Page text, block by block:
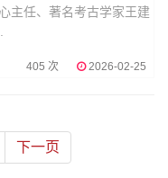
主任、著名考古学家王建
405 次 2026-02-25
下一页